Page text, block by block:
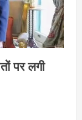
पर लगी
करेंगी
पीएम मोदी से